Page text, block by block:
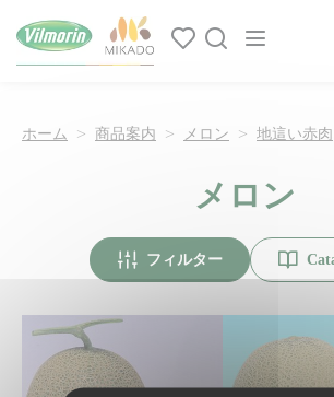
Main
ホーム 商品案内 メロン 地這い赤肉
メロン
フィルター
クッキー利用の管理について